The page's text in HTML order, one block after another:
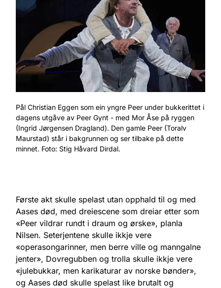
Pål Christian Eggen som ein yngre Peer under bukkerittet i
dagens utgåve av Peer Gynt - med Mor Åse på ryggen
(Ingrid Jørgensen Dragland). Den gamle Peer (Toralv
Maurstad) står i bakgrunnen og ser tilbake på dette
minnet. Foto: Stig Håvard Dirdal.
Første akt skulle spelast utan opphald til og med
Aases død, med dreiescene som dreiar etter som
«Peer vildrar rundt i draum og ørske», planla
Nilsen. Seterjentene skulle ikkje vere
«operasongarinner, men berre ville og manngalne
jenter», Dovregubben og trolla skulle ikkje vere
«julebukkar, men karikaturar av norske bønder»,
og Aases død skulle spelast like brutalt og